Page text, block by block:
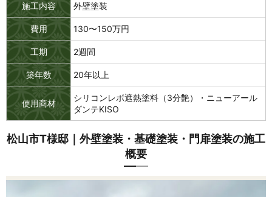
施工内容 外壁塗装
費用 130〜150万円
工期 2週間
築年数 20年以上
使用商材
シリコンレボ遮熱塗料（3分艶）・ニューアール
ダンテKISO
松山市T様邸｜外壁塗装・基礎塗装・門扉塗装の施工
概要